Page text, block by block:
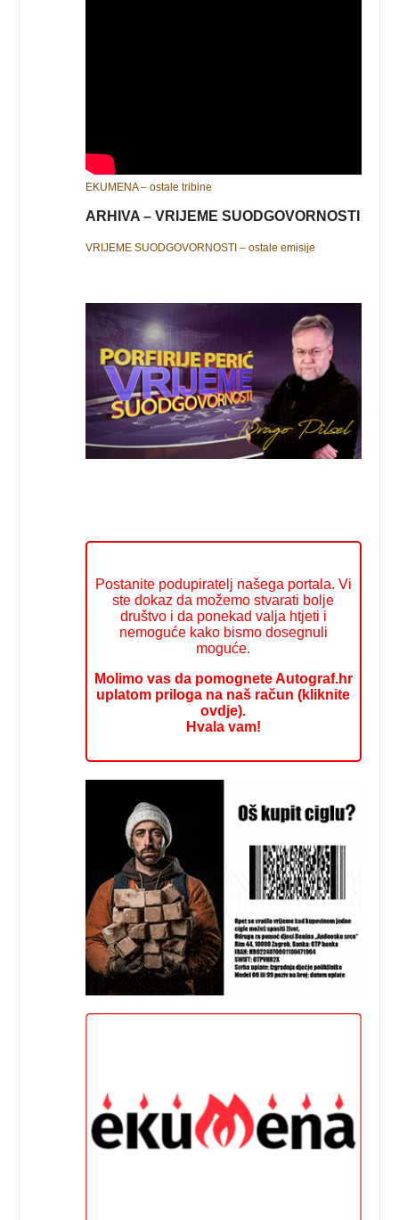
EKUMENA – ostale tribine
ARHIVA – VRIJEME SUODGOVORNOSTI
VRIJEME SUODGOVORNOSTI – ostale emisije
Postanite podupiratelj našega portala. Vi
ste dokaz da možemo stvarati bolje
društvo i da ponekad valja htjeti i
nemoguće kako bismo dosegnuli
moguće.
Molimo vas da pomognete Autograf.hr
uplatom priloga na naš račun (kliknite
ovdje).
Hvala vam!